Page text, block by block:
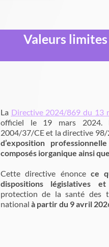
Valeurs
La Directive 2024/869 du 13
officiel le 19 mars 2024.
2004/37/CE et la directive
d’exposition
composés iorganique ainsi
Cette directive énonce ce
dispositions législatives et
protection de la santé des
national à partir du 9 avril